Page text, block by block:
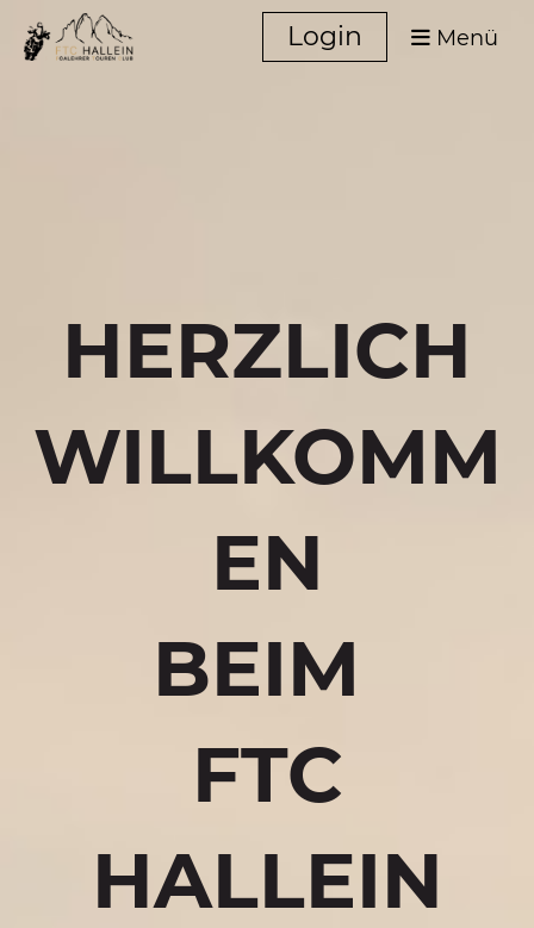
Login Menü
HERZLICH
WILLKOMM
EN
BEIM
FTC
HALLEIN